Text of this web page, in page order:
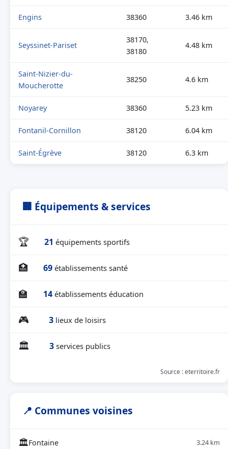
Engins 38360 3.46 km
Seyssinet-Pariset
38170,
38180
4.48 km
Saint-Nizier-du-
Moucherotte
38250 4.6 km
Noyarey 38360 5.23 km
Fontanil-Cornillon 38120 6.04 km
Saint-Égrève 38120 6.3 km
🏢 Équipements & services
🏆 21 équipements sportifs
🏥 69 établissements santé
🏫 14 établissements éducation
🎮 3 lieux de loisirs
🏛 3 services publics
Source : eterritoire.fr
📍 Communes voisines
🏛Fontaine 3.24 km